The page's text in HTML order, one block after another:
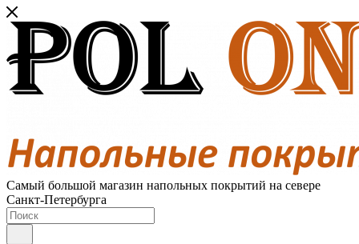
Самый большой магазин напольных покрытий на севере
Санкт-Петербурга